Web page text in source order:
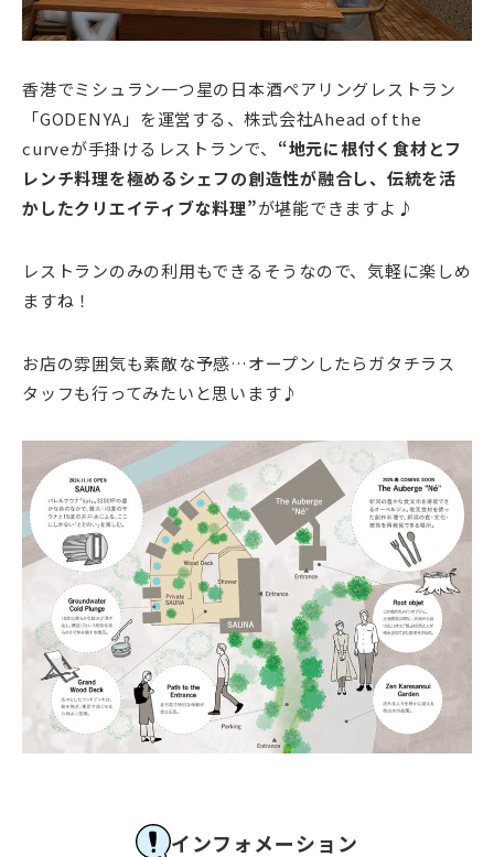
香港でミシュラン一つ星の日本酒ペアリングレストラン
「GODENYA」を運営する、株式会社Ahead of the
curveが手掛けるレストランで、 “地元に根付く食材とフ
レンチ料理を極めるシェフの創造性が融合し、伝統を活
かしたクリエイティブな料理”が堪能できますよ♪
レストランのみの利用もできるそうなので、気軽に楽しめ
ますね！
お店の雰囲気も素敵な予感…オープンしたらガタチラス
タッフも行ってみたいと思います♪
インフォメーション